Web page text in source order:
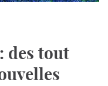
des tout